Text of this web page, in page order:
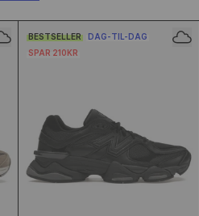
BESTSELLER
DAG-TIL-DAG
SPAR 210KR